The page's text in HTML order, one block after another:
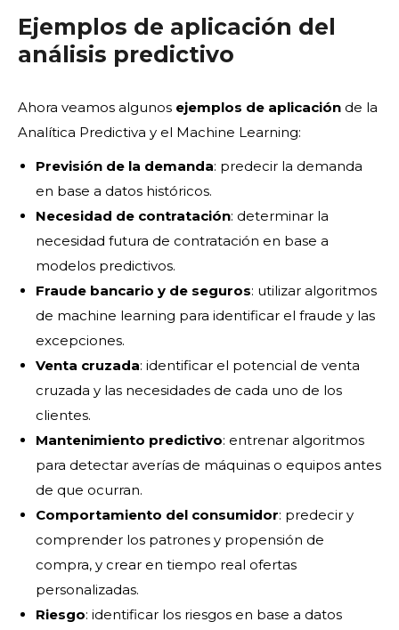
Ejemplos de aplicación del
análisis predictivo
Ahora veamos algunos ejemplos de aplicación de la
Analítica Predictiva y el Machine Learning:
Previsión de la demanda: predecir la demanda
en base a datos históricos.
Necesidad de contratación: determinar la
necesidad futura de contratación en base a
modelos predictivos.
Fraude bancario y de seguros: utilizar algoritmos
de machine learning para identificar el fraude y las
excepciones.
Venta cruzada: identificar el potencial de venta
cruzada y las necesidades de cada uno de los
clientes.
Mantenimiento predictivo: entrenar algoritmos
para detectar averías de máquinas o equipos antes
de que ocurran.
Comportamiento del consumidor: predecir y
comprender los patrones y propensión de
compra, y crear en tiempo real ofertas
personalizadas.
Riesgo: identificar los riesgos en base a datos